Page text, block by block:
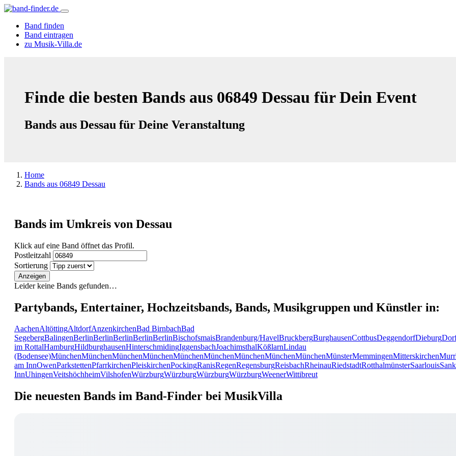
Band finden
Band eintragen
zu Musik-Villa.de
Finde die besten Bands aus 06849 Dessau für Dein Event
Bands aus Dessau für Deine Veranstaltung
Home
Bands aus 06849 Dessau
Bands im Umkreis von Dessau
Klick auf eine Band öffnet das Profil.
Postleitzahl
Sortierung
Anzeigen
Leider keine Bands gefunden…
Partybands, Entertainer, Hochzeitsbands, Bands, Musikgruppen und Künstler in:
AachenAltöttingAltdorfAnzenkirchenBad BirnbachBad
SegebergBalingenBerlinBerlinBerlinBerlinBerlinBischofsmaisBrandenburg/HavelBruckbergBurghausenCottbusDeggendorfDieburg
im RottalHamburgHildburghausenHinterschmidingIggensbachJoachimsthalKößlarnLindau
(Bodensee)MünchenMünchenMünchenMünchenMünchenMünchenMünchenMünchenMünchenMünsterMemmingenMitterskirchen
am InnOwenParkstettenPfarrkirchenPleiskirchenPockingRanisRegenRegensburgReisbachRheinauRiedstadtRotthalmünsterSaarlouis
InnUhingenVeitshöchheimVilshofenWürzburgWürzburgWürzburgWürzburgWeenerWittibreut
Die neuesten Bands im Band-Finder bei MusikVilla